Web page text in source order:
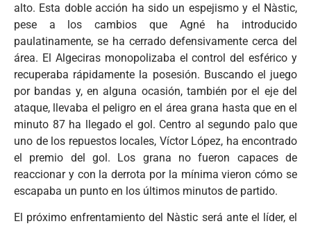
alto. Esta doble acción ha sido un espejismo y el Nàstic,
pese a los cambios que Agné ha introducido
paulatinamente, se ha cerrado defensivamente cerca del
área. El Algeciras monopolizaba el control del esférico y
recuperaba rápidamente la posesión. Buscando el juego
por bandas y, en alguna ocasión, también por el eje del
ataque, llevaba el peligro en el área grana hasta que en el
minuto 87 ha llegado el gol. Centro al segundo palo que
uno de los repuestos locales, Víctor López, ha encontrado
el premio del gol. Los grana no fueron capaces de
reaccionar y con la derrota por la mínima vieron cómo se
escapaba un punto en los últimos minutos de partido.
El próximo enfrentamiento del Nàstic será ante el líder, el